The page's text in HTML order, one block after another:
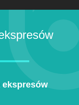
ekspresów